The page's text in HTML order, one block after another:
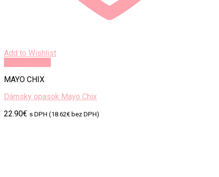
Add to Wishlist
MAYO CHIX
Dámsky opasok Mayo Chix
22.90€ s DPH (18.62€ bez DPH)